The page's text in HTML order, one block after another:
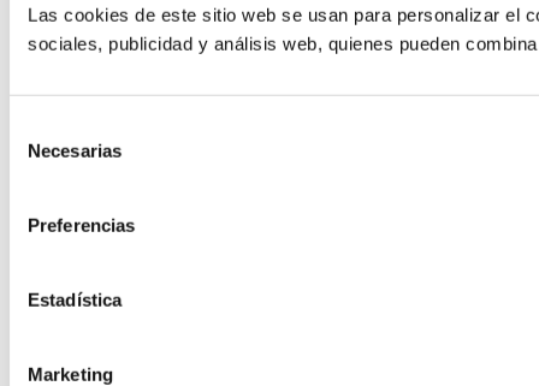
Las cookies de este sitio web se usan para personalizar el
sociales, publicidad y análisis web, quienes pueden
Necesarias
Preferencias
Estadística
Marketing